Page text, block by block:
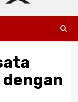
dengan